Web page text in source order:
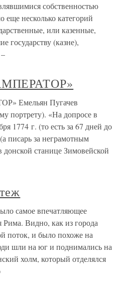
собственностью
несколько категорий
или казенные,
государству (казне),
Емельян Пугачев
портрету). «На допросе в
1774 г. (то есть за 67 дней до
писарь за неграмотным
донской станице Зимовейской
самое впечатляющее
Рима. Видно, как из города
поток, и было похоже на
шли на юг и поднимались на
холм, который отделялся